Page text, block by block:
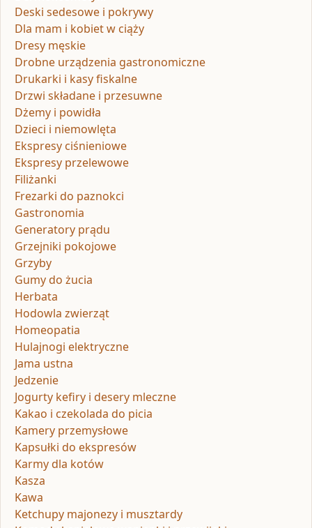
Deski sedesowe i pokrywy
Dla mam i kobiet w ciąży
Dresy męskie
Drobne urządzenia gastronomiczne
Drukarki i kasy fiskalne
Drzwi składane i przesuwne
Dżemy i powidła
Dzieci i niemowlęta
Ekspresy ciśnieniowe
Ekspresy przelewowe
Filiżanki
Frezarki do paznokci
Gastronomia
Generatory prądu
Grzejniki pokojowe
Grzyby
Gumy do żucia
Herbata
Hodowla zwierząt
Homeopatia
Hulajnogi elektryczne
Jama ustna
Jedzenie
Jogurty kefiry i desery mleczne
Kakao i czekolada do picia
Kamery przemysłowe
Kapsułki do ekspresów
Karmy dla kotów
Kasza
Kawa
Ketchupy majonezy i musztardy